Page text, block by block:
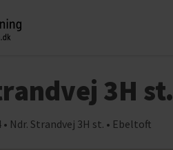
3H st.
• Ndr. Strandvej 3H st. • Ebeltoft